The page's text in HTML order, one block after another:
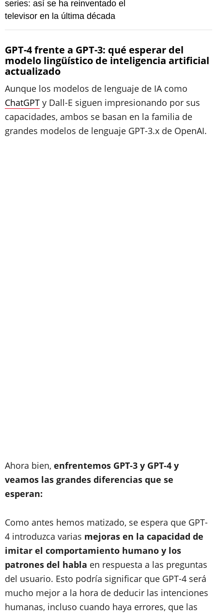
series: así se ha reinventado el
televisor en la última década
GPT-4 frente a GPT-3: qué esperar del
modelo lingüístico de inteligencia artificial
actualizado
Aunque los modelos de lenguaje de IA como
ChatGPT y Dall-E siguen impresionando por sus
capacidades, ambos se basan en la familia de
grandes modelos de lenguaje GPT-3.x de OpenAI.
Ahora bien, enfrentemos GPT-3 y GPT-4 y
veamos las grandes diferencias que se
esperan:
Como antes hemos matizado, se espera que GPT-
4 introduzca varias mejoras en la capacidad de
imitar el comportamiento humano y los
patrones del habla en respuesta a las preguntas
del usuario. Esto podría significar que GPT-4 será
mucho mejor a la hora de deducir las intenciones
humanas, incluso cuando haya errores, que las